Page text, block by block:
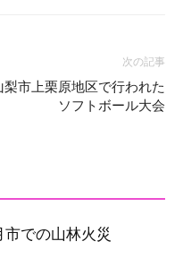
次の記事
梨市上栗原地区で行われた
ソフトボール大会
での山林火災